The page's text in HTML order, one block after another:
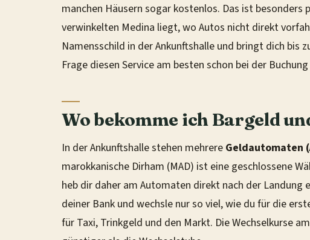
manchen Häusern sogar kostenlos. Das ist
verwinkelten Medina liegt, wo Autos nicht direkt
Namensschild in der Ankunftshalle und bringt dich bis
Frage diesen Service am besten schon bei der
Wo bekomme ich Bargeld
In der Ankunftshalle stehen mehrere Geldautomaten
marokkanische Dirham (MAD) ist eine geschlossene
heb dir daher am Automaten direkt nach der Landung
deiner Bank und wechsle nur so viel, wie du für die
für Taxi, Trinkgeld und den Markt. Die Wechselkurse